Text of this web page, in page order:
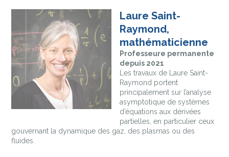
Laure Saint-
Raymond,
mathématicienne
Professeure permanente
depuis 2021
Les travaux de Laure Saint-
Raymond portent
principalement sur l’analyse
asymptotique de systèmes
d’équations aux dérivées
partielles, en particulier ceux
gouvernant la dynamique des gaz, des plasmas ou des
fluides.